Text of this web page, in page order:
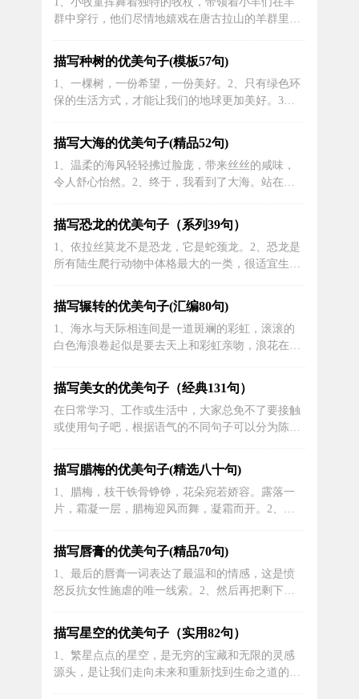
个早晨，蓝天白云伴着温暖的阳光，让人感到特别
的清新、明朗。4、我没有穿过红色的连...
群中穿行，他们尽情地嬉戏在唐古拉山的羊群里。
音乐与自然的声音融为一体，仿佛在诉说着山谷的
故事。3、牧童驾驭着竹筏，在湖上留下一道道美
丽的涟漪。4、《狼来了》是我国民间家喻户晓的
儿童故事，它来源于伊索寓言《牧童与狼...
描写种树的优美句子(模板57句)
1、一棵树，一份希望，一份美好。2、只有绿色环
保的生活方式，才能让我们的地球更加美好。3、
宁静。4、用树木书写爱的篇章，在大自然中留下
我们的足迹。5、种一棵树，收获一片清风明月。
6、我希望自己的努力能够为地球的绿色环保事业
贡献一份力量。7、一片绿叶，一片清...
描写大海的优美句子(精品52句)
1、温柔的海风轻轻拂过脸庞，带来丝丝的咸味，
令人舒心怡然。2、终于，我看到了大海。站在软
空合为一体，都分不清是水还是天。我总算能理
解“汪洋大海”和“海天相接”的真正涵义了。正所
谓：雾锁山头山锁雾，天连水尾水连天。远处的海
水，在娇艳的阳光照耀下，像片片鱼鳞铺...
描写恐龙的优美句子（系列39句）
1、依拉丝莫龙不是恐龙，它是蛇颈龙。2、恐龙是
所有陆生爬行动物中体格最大的一类，很适宜生活
食物也很容易找到。3、专家表示，系统发育分析
表明，胡氏耀龙属于鸟翼类，代表了和鸟类关系最
为接近的恐龙之一。4、科学家塞利诺的理论：鳄
鱼作为一个能够生存在恐龙时代的物种...
描写辗转的优美句子(汇编80句)
1、海水与天际相连间是一道斑斓的彩虹，滚滚的
白色海浪卷起似是要去天上和彩虹亲吻，浪花在低
遇，热切的脚步是为了跑进夏天。2、每隔一个
月，施特劳斯-卡恩都会辗转巴黎，与各关键人物一
道进餐叙旧。3、深夜，他躺在床上辗转反侧，为
攻克技术上的难关而殚精竭虑。4、高级...
描写美女的优美句子（经典131句）
在日常学习、工作或生活中，大家总免不了要接触
或使用句子吧，根据语气的不同句子可以分为陈述
的句子呢？下面是小编精心整理的描写美女的优美
句子摘抄（精选131句），供大家参考借鉴，希望
可以帮助到有需要的朋友。1、一个美丽的女人是
一颗钻石，一个好的女人是一个宝...
描写腊梅的优美句子(精选八十句)
1、腊梅，枝干铁骨铮铮，花朵宛若娇容。露落一
片，霜凝一层，腊梅迎风而舞，凝霜而开。2、腊
3、“江头苦被梅花恼。一夜霜须老。谁将冰玉比精
神。除是凌风却月、见天真。情高意远仍多思。只
有人相似。满城桃李不能春。独向雪花深处、露花
身。”宋朝向子N《虞美人》4、梅花虽...
描写唇膏的优美句子(精品70句)
1、最后的唇膏一词表达了最温和的情感，这是愤
怒反抗女性施虐的唯一线索。2、然后再把剩下的
你在享受日光浴时，别忘了擦润唇膏保护嘴唇不受
高温和紫外线的伤害。4、隐形喷绘唇膏，妆容持
久，方便携带，女人们的优选。5、目的：观察高
原护唇膏治疗高原唇炎的临床效果。6、...
描写星空的优美句子（实用82句）
1、繁星点点的星空，是无穷的宝藏和无限的灵感
源头，是让我们走向未来和重新找到生命之道的教